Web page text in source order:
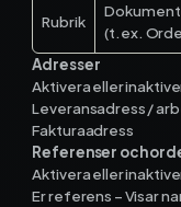
Rubrik
(t.ex.
Adresser
Aktivera eller
Leveransadress /
Fakturaadress
Referenser och
Aktivera eller
Er referens – Visar